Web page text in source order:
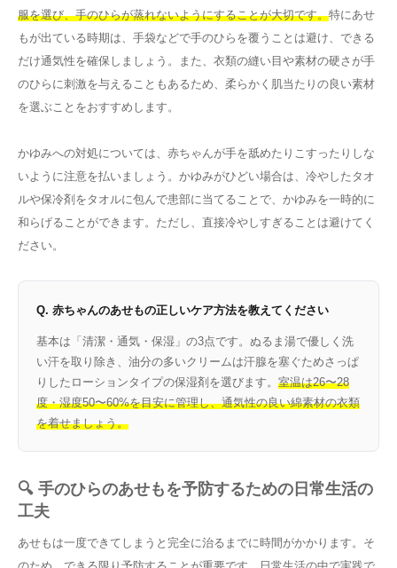
服を選び、手のひらが蒸れないようにすることが大切です。特にあせ
もが出ている時期は、手袋などで手のひらを覆うことは避け、できる
だけ通気性を確保しましょう。また、衣類の縫い目や素材の硬さが手
のひらに刺激を与えることもあるため、柔らかく肌当たりの良い素材
を選ぶことをおすすめします。
かゆみへの対処については、赤ちゃんが手を舐めたりこすったりしな
いように注意を払いましょう。かゆみがひどい場合は、冷やしたタオ
ルや保冷剤をタオルに包んで患部に当てることで、かゆみを一時的に
和らげることができます。ただし、直接冷やしすぎることは避けてく
ださい。
Q. 赤ちゃんのあせもの正しいケア方法を教えてください
基本は「清潔・通気・保湿」の3点です。ぬるま湯で優しく洗
い汗を取り除き、油分の多いクリームは汗腺を塞ぐためさっぱ
りしたローションタイプの保湿剤を選びます。 室温は26〜28
度・湿度50〜60%を目安に管理し、通気性の良い綿素材の衣類
を着せましょう。
🔍 手のひらのあせもを予防するための日常生活の
工夫
あせもは一度できてしまうと完全に治るまでに時間がかかります。そ